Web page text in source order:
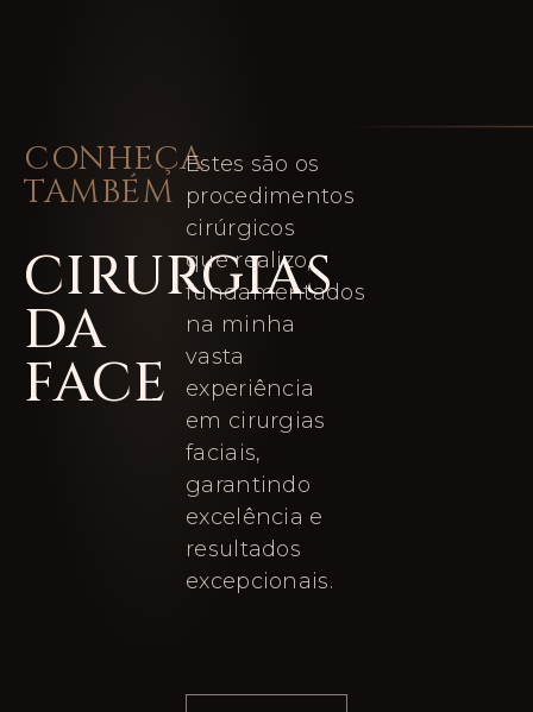
CONHEÇA
TAMBÉM
CIRURGIAS
DA
FACE
Estes são os
procedimentos
cirúrgicos
que realizo,
fundamentados
na minha
vasta
experiência
em cirurgias
faciais,
garantindo
excelência e
resultados
excepcionais.